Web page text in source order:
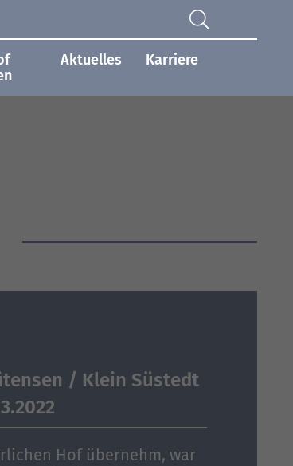
/ Klein Süstedt
Hof übernehm, war
Aktuelles Karriere